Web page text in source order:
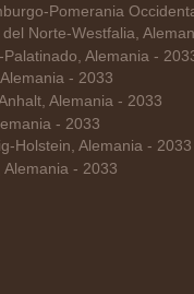
Pomerania
Norte-Westfalia,
Alemania -
- 2033
Alemania - 2033
- 2033
Holstein, Alemania - 2033
- 2033